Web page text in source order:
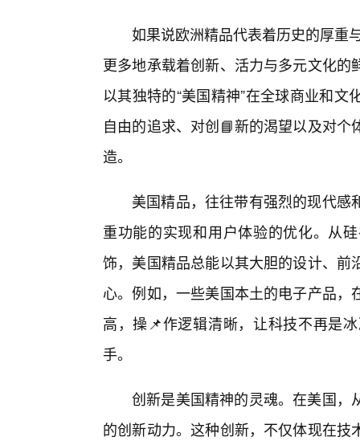
如果说欧洲精品代表着历史的厚重
更多地承载着创新、活力与多元文化
以其独特的“美国精神”在全球商业和
自由的追求、对创📘新的渴望以及对
造。
美国精品，往往带有强烈的现代
重功能的实现和用户体验的优化。从
饰，美国精品总能以其大胆的设计、
心。例如，一些美国本土的电子产品
高，操📌作逻辑清晰，让科技不再是
手。
创新是美国精神的灵魂。在美国，
的创新动力。这种创新，不仅体现在